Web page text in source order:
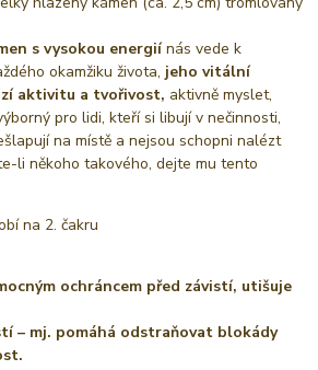
s vysokou energiínás vede k
okamžiku života, jeho vitální
aktivitu a tvořivost, aktivně myslet,
pro lidi, kteří si libují v nečinnosti,
na místě a nejsou schopni nalézt
li někoho takového, dejte mu tento
na 2. čakru
ochráncem před závistí, utišuje
– mj. pomáhá odstraňovat blokády